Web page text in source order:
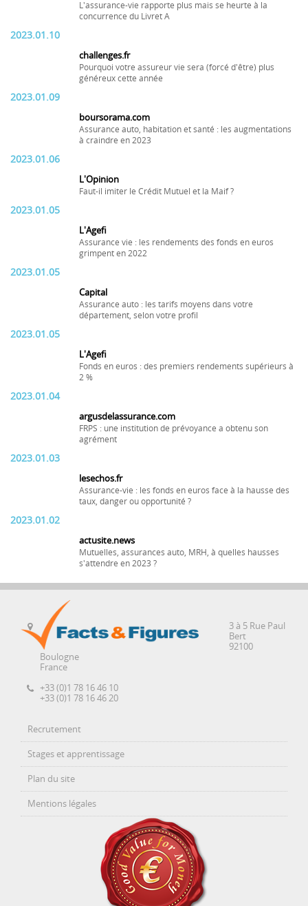
L'assurance-vie rapporte plus mais se heurte à la
concurrence du Livret A
2023.01.10
challenges.fr
Pourquoi votre assureur vie sera (forcé d'être) plus
généreux cette année
2023.01.09
boursorama.com
Assurance auto, habitation et santé : les augmentations
à craindre en 2023
2023.01.06
L'Opinion
Faut-il imiter le Crédit Mutuel et la Maif ?
2023.01.05
L'Agefi
Assurance vie : les rendements des fonds en euros
grimpent en 2022
2023.01.05
Capital
Assurance auto : les tarifs moyens dans votre
département, selon votre profil
2023.01.05
L'Agefi
Fonds en euros : des premiers rendements supérieurs à
2 %
2023.01.04
argusdelassurance.com
FRPS : une institution de prévoyance a obtenu son
agrément
2023.01.03
lesechos.fr
Assurance-vie : les fonds en euros face à la hausse des
taux, danger ou opportunité ?
2023.01.02
actusite.news
Mutuelles, assurances auto, MRH, à quelles hausses
s'attendre en 2023 ?
3 à 5 Rue Paul
Bert
92100
Boulogne
France
+33 (0)1 78 16 46 10
+33 (0)1 78 16 46 20
Recrutement
Stages et apprentissage
Plan du site
Mentions légales